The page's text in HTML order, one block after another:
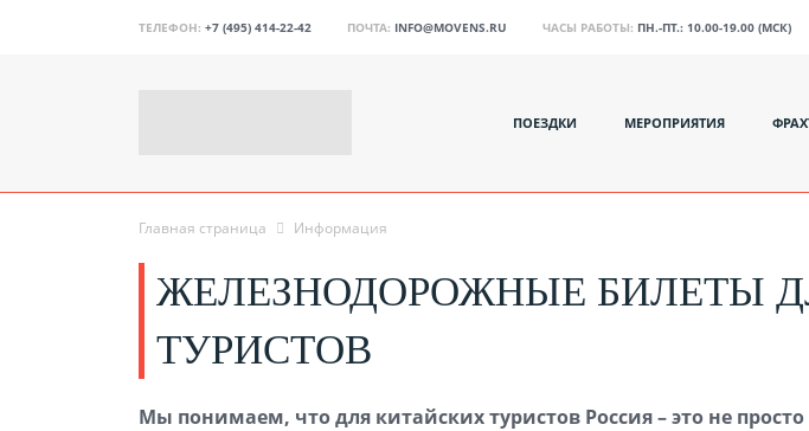
ТЕЛЕФОН: +7 (495) 414-22-42 ПОЧТА: INFO@MOVENS.RU ЧАСЫ РАБОТЫ: ПН.-ПТ.: 10.00-19.00 (МСК)
ПОЕЗДКИ МЕРОПРИЯТИЯ
Главная страница Информация
ЖЕЛЕЗНОДОРОЖНЫЕ БИЛЕТЫ
ТУРИСТОВ
Мы понимаем, что для китайских туристов Россия – это не